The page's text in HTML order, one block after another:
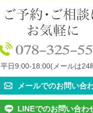
平日9:00-18:00(メールは24
メールでのお問い合
LINEでのお問い合わ